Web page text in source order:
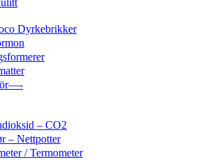
Dyrkebrikker
– CO2
– Nettpotter
/ Termometer